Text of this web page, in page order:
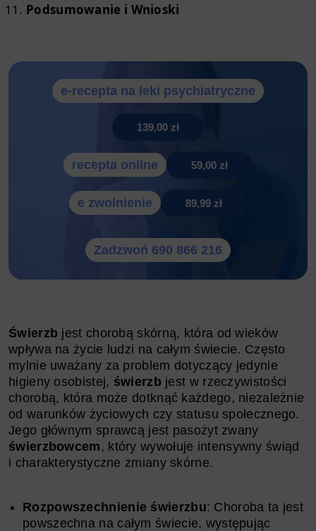
Podsumowanie i Wnioski
e-recepta na leki psychiatryczne
139,00 zł
recepta online 59,00 zł
e zwolnienie 89,99 zł
Zadzwoń 690 866 216
Świerzb jest chorobą skórną, która od wieków
wpływa na życie ludzi na całym świecie. Często
mylnie uważany za problem dotyczący jedynie
higieny osobistej, świerzb jest w rzeczywistości
chorobą, która może dotknąć każdego, niezależnie
od warunków życiowych czy statusu społecznego.
Jego głównym sprawcą jest pasożyt zwany
świerzbowcem, który wywołuje intensywny świąd
i charakterystyczne zmiany skórne.
Rozpowszechnienie świerzbu: Choroba ta jest
powszechna na całym świecie, występując